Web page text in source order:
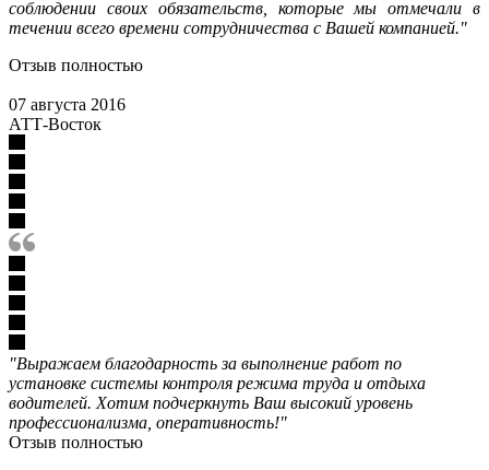
соблюдении своих обязательств, которые мы отмечали в
течении всего времени сотрудничества с Вашей компанией."
Отзыв полностью
07 августа 2016
АТТ-Восток
"Выражаем благодарность за выполнение работ по
установке системы контроля режима труда и отдыха
водителей. Хотим подчеркнуть Ваш высокий уровень
профессионализма, оперативность!"
Отзыв полностью